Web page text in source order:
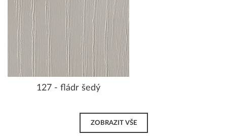
127 - fládr šedý
ZOBRAZIT VŠE